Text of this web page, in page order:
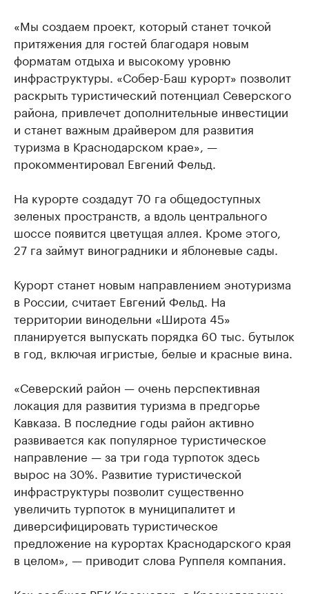
«Мы создаем проект, который станет точкой
притяжения для гостей благодаря новым
форматам отдыха и высокому уровню
инфраструктуры. «Собер-Баш курорт» позволит
раскрыть туристический потенциал Северского
района, привлечет дополнительные инвестиции
и станет важным драйвером для развития
туризма в Краснодарском крае», —
прокомментировал Евгений Фельд.
На курорте создадут 70 га общедоступных
зеленых пространств, а вдоль центрального
шоссе появится цветущая аллея. Кроме этого,
27 га займут виноградники и яблоневые сады.
Курорт станет новым направлением энотуризма
в России, считает Евгений Фельд. На
территории винодельни «Широта 45»
планируется выпускать порядка 60 тыс. бутылок
в год, включая игристые, белые и красные вина.
«Северский район — очень перспективная
локация для развития туризма в предгорье
Кавказа. В последние годы район активно
развивается как популярное туристическое
направление — за три года турпоток здесь
вырос на 30%. Развитие туристической
инфраструктуры позволит существенно
увеличить турпоток в муниципалитет и
диверсифицировать туристическое
предложение на курортах Краснодарского края
в целом», — приводит слова Руппеля компания.